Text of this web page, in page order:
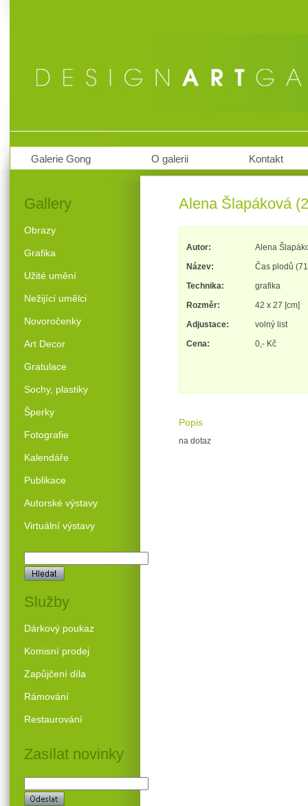
Galerie Gong O galerii Kontakt
Gallery
Obrazy
Grafika
Užité umění
Nežijící umělci
Novoročenky
Art Decor
Gratulace
Sochy, plastiky
Šperky
Fotografie
Kalendáře
Publikace
Autorské výstavy
Virtuální výstavy
Služby
Dárkový poukaz
Komisní prodej
Zapůjčení díla
Rámování
Restaurování
Zasílat novinky
Alena Šlapáková
Autor:
Alena
Název:
Čas plodů
Technika:
grafika
Rozměr:
42 x 27 [cm]
Adjustace:
volný list
Cena:
0,- Kč
Popis
na dotaz